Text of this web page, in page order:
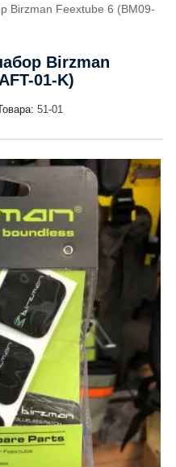
Birzman Feextube 6 (BM09-
Birzman
01-K)
51-01